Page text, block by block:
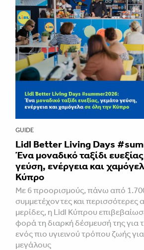
GUIDE
Lidl Better Living Days
Ένα μοναδικό ταξίδι
γεύση, ενέργεια και
Κύπρο
Με 6 προορισμούς, πάνω από
συμμετέχοντες και περισσότερες
μερίδες, η Lidl Κύπρου
φορά τη διαρκή δέσμευσή της
ενός πιο υγιεινού τρόπου ζωής για
μεγάλους